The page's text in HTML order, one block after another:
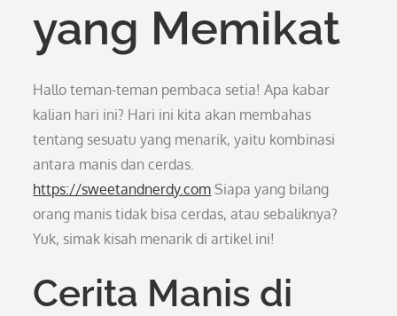
yang Memikat
Hallo teman-teman pembaca setia! Apa kabar
kalian hari ini? Hari ini kita akan membahas
tentang sesuatu yang menarik, yaitu kombinasi
antara manis dan cerdas.
https://sweetandnerdy.com Siapa yang bilang
orang manis tidak bisa cerdas, atau sebaliknya?
Yuk, simak kisah menarik di artikel ini!
Cerita Manis di